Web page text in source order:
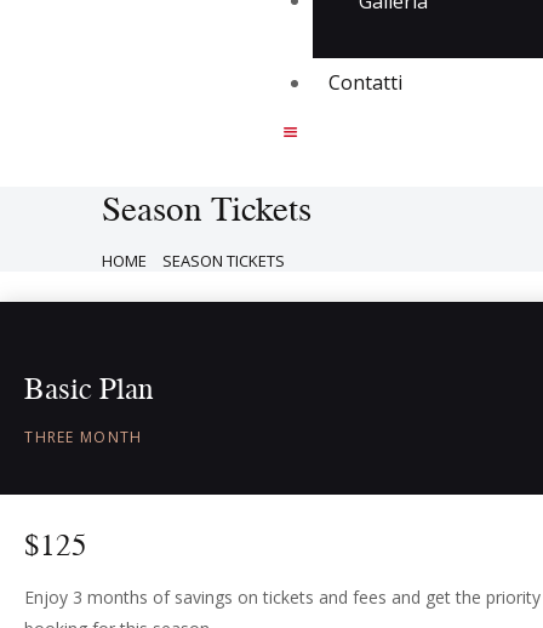
Contatti
Season Tickets
HOME SEASON TICKETS
Basic Plan
THREE MONTH
$125
Enjoy 3 months of savings on tickets and fees and get the priority